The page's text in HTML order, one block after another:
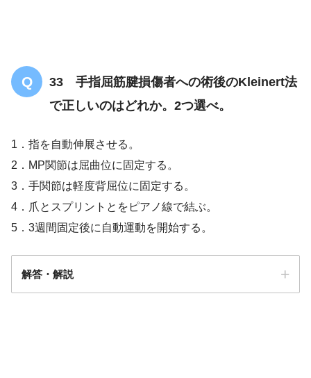
33 手指屈筋腱損傷者への術後のKleinert法
で正しいのはどれか。2つ選べ。
1．指を自動伸展させる。
2．MP関節は屈曲位に固定する。
3．手関節は軽度背屈位に固定する。
4．爪とスプリントとをピアノ線で結ぶ。
5．3週間固定後に自動運動を開始する。
解答・解説